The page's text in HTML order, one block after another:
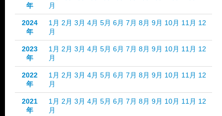
年
月
2024
年
1月 2月 3月 4月 5月 6月 7月 8月 9月 10月 11月 12
月
2023
年
1月 2月 3月 4月 5月 6月 7月 8月 9月 10月 11月 12
月
2022
年
1月 2月 3月 4月 5月 6月 7月 8月 9月 10月 11月 12
月
2021
年
1月 2月 3月 4月 5月 6月 7月 8月 9月 10月 11月 12
月